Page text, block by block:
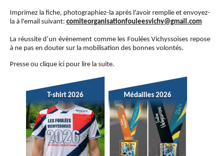
Imprimez la fiche, photographiez-la après l'avoir remplie et envoyez-
la à l'email suivant: comiteorganisationfouleesvichy@gmail.com
La réussite d’un évènement comme les Foulées Vichyssoises repose
à ne pas en douter sur la mobilisation des bonnes volontés.
Presse ou clique ici pour lire la suite.
T-shirt 2026 Médailles 2026